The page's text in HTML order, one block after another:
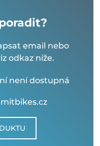
email nebo
odkaz níže.
není dostupná